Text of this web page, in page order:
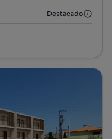
Destacado